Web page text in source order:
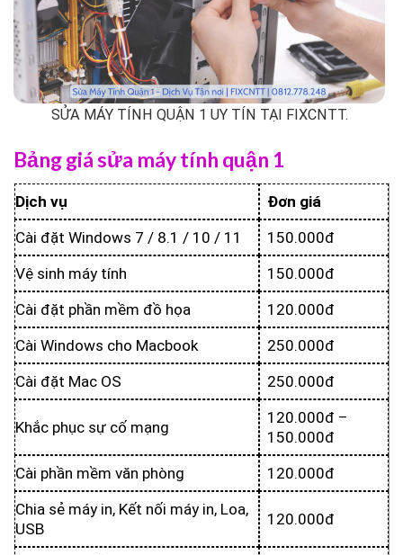
SỬA MÁY TÍNH QUẬN 1 UY TÍN TẠI FIXCNTT.
Bảng giá sửa máy tính quận 1
Dịch vụ
Đơn giá
Cài đặt Windows 7 / 8.1 / 10 / 11
150.000đ
Vệ sinh máy tính
150.000đ
Cài đặt phần mềm đồ họa
120.000đ
Cài Windows cho Macbook
250.000đ
Cài đặt Mac OS
250.000đ
Khắc phục sự cố mạng
120.000đ –
150.000đ
Cài phần mềm văn phòng
120.000đ
Chia sẻ máy in, Kết nối máy in, Loa,
USB
120.000đ